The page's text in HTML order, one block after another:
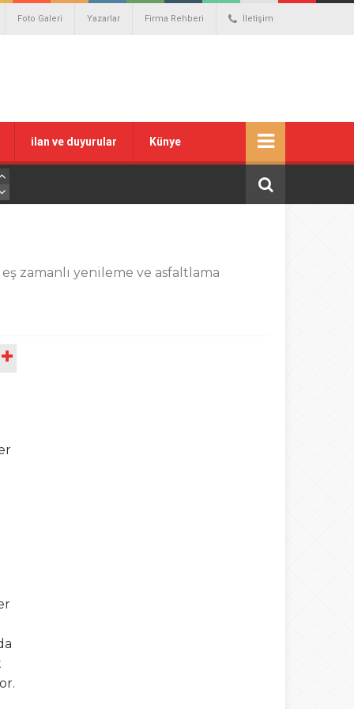
Foto Galeri Yazarlar Firma Rehberi İletişim
ilan ve duyurular Künye
zamanlı yenileme ve asfaltlama